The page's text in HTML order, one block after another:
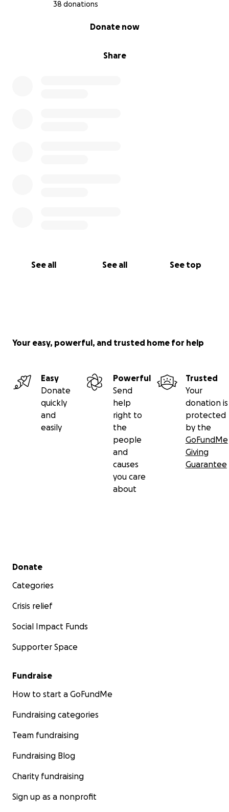
38 donations
Share
Donate now
See all See all See top
Your easy, powerful, and trusted home for help
Easy
Donate
quickly
and
easily
Powerful
Send
help
right to
the
people
and
causes
you care
about
Trusted
Your
donation is
protected
by the
GoFundMe
Giving
Guarantee
Secondary menu
Donate
Categories
Crisis relief
Social Impact Funds
Supporter Space
Fundraise
How to start a GoFundMe
Fundraising categories
Team fundraising
Fundraising Blog
Charity fundraising
Sign up as a nonprofit